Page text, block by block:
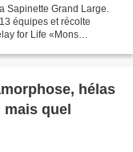
Sapinette Grand Large.
équipes et récolte
for Life «Mons
hélas